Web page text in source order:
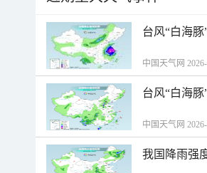
台风“白海
中国天气网
台风“白海
中国天气网
我国降雨强